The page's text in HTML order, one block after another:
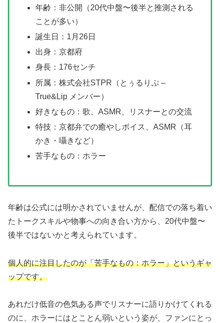
年齢：非公開（20代中盤〜後半と推測される
ことが多い）
誕生日：1月26日
出身：京都府
身長：176センチ
所属：株式会社STPR（とぅるりぷ –
True&Lip メンバー）
好きなもの：歌、ASMR、リスナーとの交流
特技：京都弁での癒やしボイス、ASMR（耳
かき・囁きなど）
苦手なもの：ホラー
年齢は公式には明かされていませんが、配信での落ち着い
たトークスキルや物事への向き合い方から、20代中盤〜
後半ではないかと考えられています。
個人的に注目したのが「苦手なもの：ホラー」というギャ
ップです。
あれだけ低音の色気ある声でリスナーに語りかけてくれる
のに、ホラーにはとことん弱いという姿が、ファンにとっ